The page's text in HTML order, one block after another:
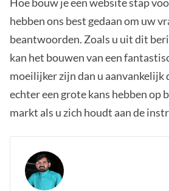
hebben ons best gedaan om uw
beantwoorden. Zoals u uit dit
kan het bouwen van een
moeilijker zijn dan u aanvankelijk
echter een grote kans hebben op
markt als u zich houdt aan de